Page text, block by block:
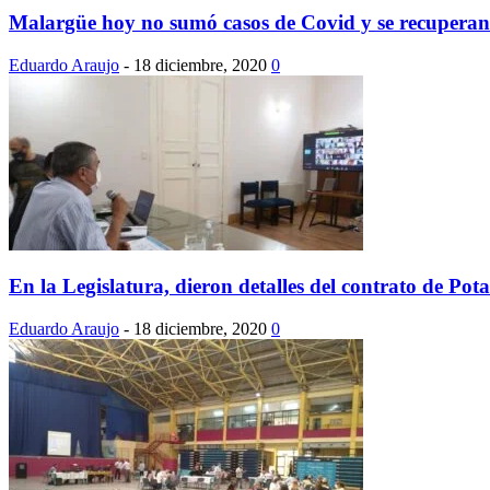
Malargüe hoy no sumó casos de Covid y se
Eduardo Araujo - 18 diciembre, 2020 0
En la Legislatura, dieron detalles del contrato de
Eduardo Araujo - 18 diciembre, 2020 0